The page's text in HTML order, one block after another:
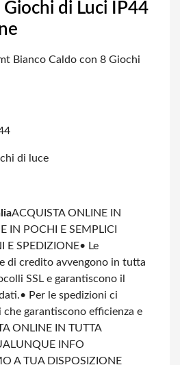
di Luci IP44
Bianco Caldo con 8 Giochi
di luce
ACQUISTA ONLINE IN
IN POCHI E SEMPLICI
E SPEDIZIONE• Le
di credito avvengono in tutta
SSL e garantiscono il
• Per le spedizioni ci
garantiscono efficienza e
ONLINE IN TUTTA
INFO
A TUA DISPOSIZIONE